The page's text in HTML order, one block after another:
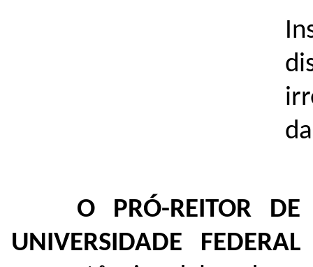
O PRÓ-REITOR
UNIVERSIDADE